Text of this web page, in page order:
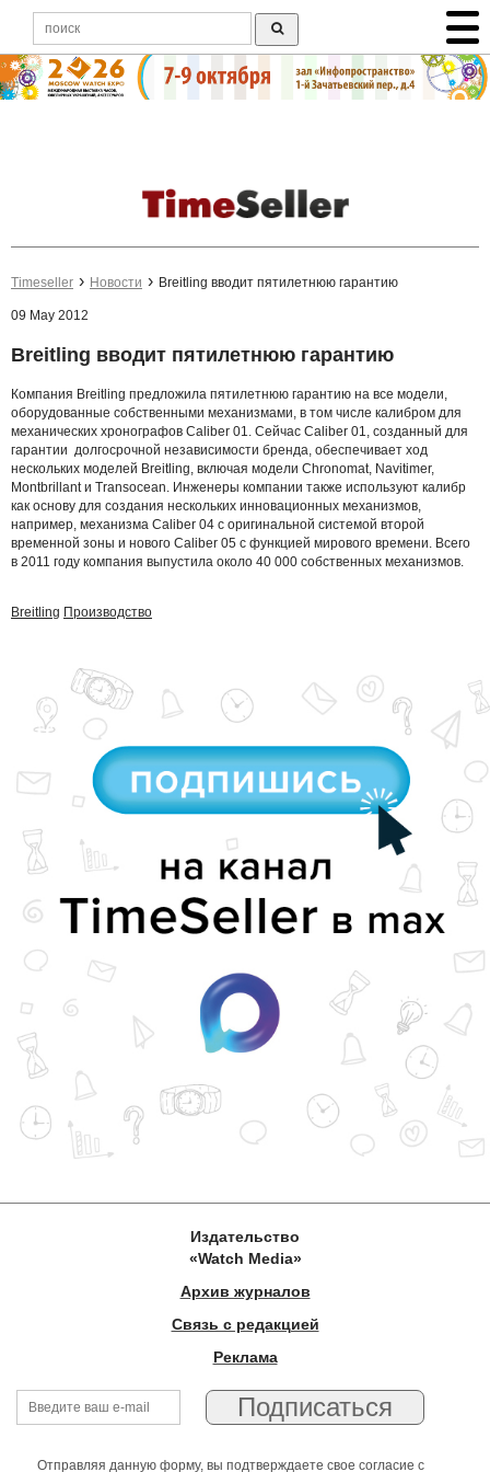
Timeseller Новости Breitling вводит пятилетнюю гарантию
09 May 2012
Breitling вводит пятилетнюю гарантию
Компания Breitling предложила пятилетнюю гарантию на все модели,
оборудованные собственными механизмами, в том числе калибром для
механических хронографов Caliber 01. Сейчас Caliber 01, созданный для
гарантии долгосрочной независимости бренда, обеспечивает ход
нескольких моделей Breitling, включая модели Chronomat, Navitimer,
Montbrillant и Transocean. Инженеры компании также используют калибр
как основу для создания нескольких инновационных механизмов,
например, механизма Caliber 04 с оригинальной системой второй
временной зоны и нового Caliber 05 с функцией мирового времени. Всего
в 2011 году компания выпустила около 40 000 собственных механизмов.
Breitling Производство
Издательство
«Watch Media»
Архив журналов
Связь с редакцией
Реклама
Отправляя данную форму, вы подтверждаете свое согласие с